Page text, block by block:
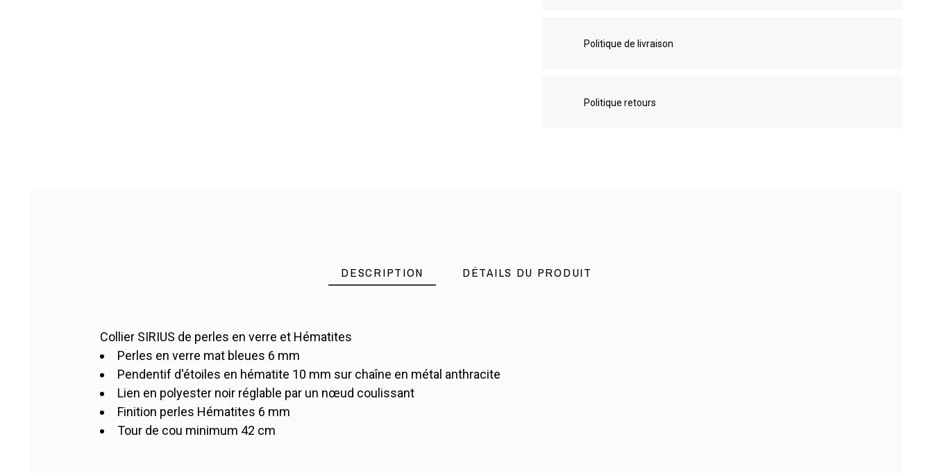
Politique de livraison
Politique retours
DESCRIPTION DÉTAILS DU PRODUIT
Collier SIRIUS de perles en verre et Hématites
Perles en verre mat bleues 6 mm
Pendentif d'étoiles en hématite 10 mm sur chaîne en métal anthracite
Lien en polyester noir réglable par un nœud coulissant
Finition perles Hématites 6 mm
Tour de cou minimum 42 cm
RéférenceCOSI
En stock 1 Article